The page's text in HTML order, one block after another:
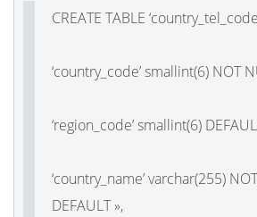
CREATE TABLE
‘country_code’ smallint(6) NOT
‘region_code’ smallint(6)
‘country_name’ varchar(255)
DEFAULT »,